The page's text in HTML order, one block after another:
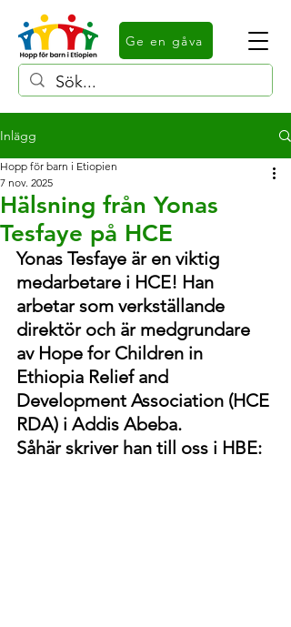
Ge en gåva
Inlägg
Hälsning från Yonas
Tesfaye på HCE
Hopp för barn i Etiopien
7 nov. 2025
Yonas Tesfaye är en viktig
medarbetare i HCE! Han
arbetar som verkställande
direktör och är medgrundare
av Hope for Children in
Ethiopia Relief and
Development Association (HCE
RDA) i Addis Abeba.
Såhär skriver han till oss i HBE: